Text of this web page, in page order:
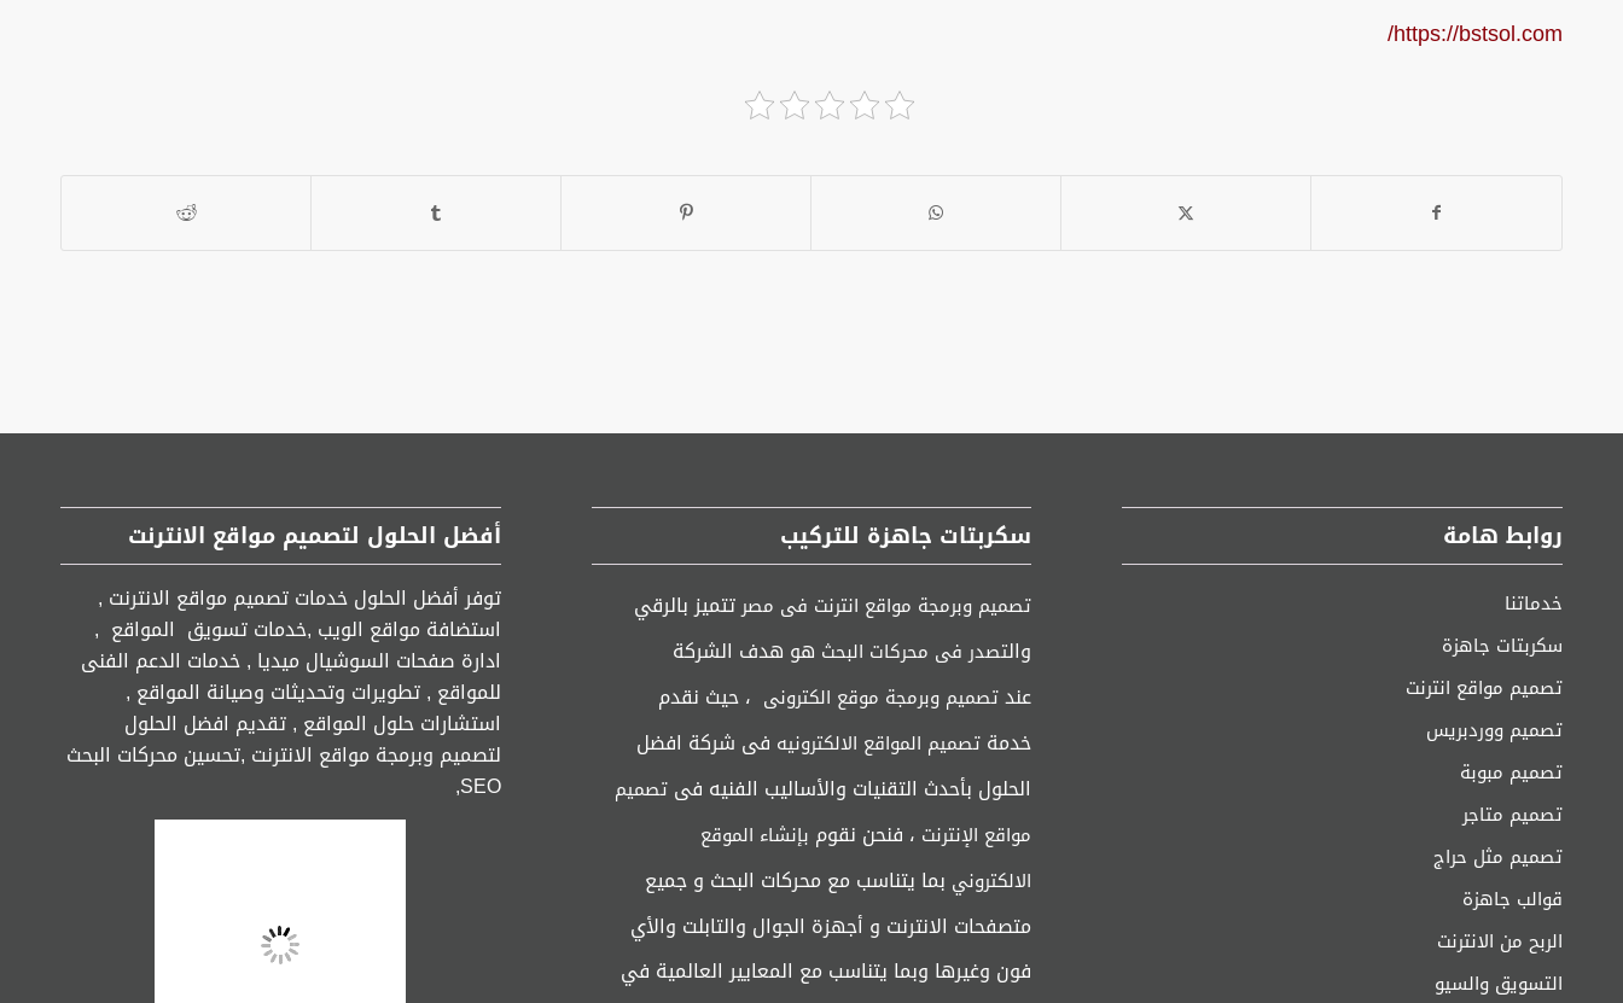
https://bstsol.com/
روابط هامة
خدماتنا
سكربتات جاهزة
تصميم مواقع انترنت
تصميم ووردبريس
تصميم مبوبة
تصميم متاجر
تصميم مثل حراج
قوالب جاهزة
الربح من الانترنت
التسويق والسيو
سكربتات جاهزة للتركيب
تصميم وبرمجة مواقع انترنت فى مصرتتميز بالرقي
والتصدر فى محركات البحث هو هدف الشركة
عندتصميم وبرمجة موقع الكترونى ، حيث نقدم
خدمة تصميم المواقع الالكترونيه فى شركة افضل
الحلول بأحدث التقنيات والأساليب الفنيه فى تصميم
مواقع الإنترنت ، فنحن نقوم بإنشاء الموقع
الالكتروني بما يتناسب مع محركات البحث و جميع
متصفحات الانترنت و أجهزة الجوال والتابلت والأي
فون وغيرها وبما يتناسب مع المعايير العالمية في
أفضل الحلول لتصميم مواقع الانترنت
توفر أفضل الحلول خدمات تصميم مواقع الانترنت ,
استضافة مواقع الويب ,خدمات تسويق المواقع ,
ادارة صفحات السوشيال ميديا , خدمات الدعم الفنى
للمواقع , تطويرات وتحديثات وصيانة المواقع ,
استشارات حلول المواقع , تقديم افضل الحلول
لتصميم وبرمجة مواقع الانترنت ,تحسين محركات البحث
SEO,